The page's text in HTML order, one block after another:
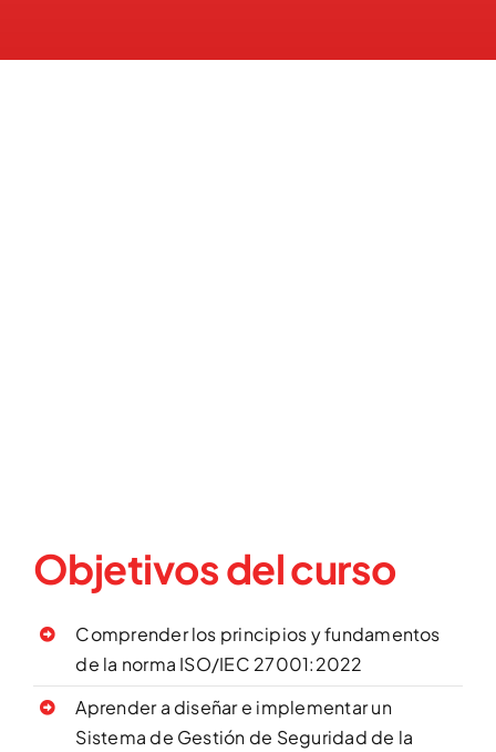
Objetivos del curso
Comprender los principios y fundamentos
de la norma ISO/IEC 27001:2022
Aprender a diseñar e implementar un
Sistema de Gestión de Seguridad de la